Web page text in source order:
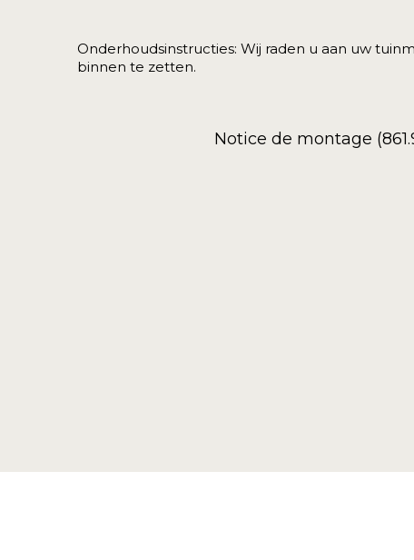
Onderhoudsinstructies: Wij raden u aan uw
binnen te zetten.
Notice de montage